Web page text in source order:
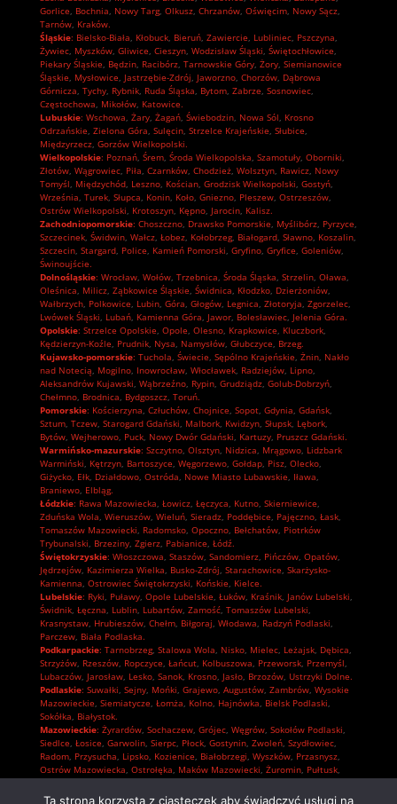
Gorlice, Bochnia, Nowy Targ, Olkusz, Chrzanów, Oświęcim, Nowy Sącz,
Tarnów, Kraków.
Śląskie: Bielsko-Biała, Kłobuck, Bieruń, Zawiercie, Lubliniec, Pszczyna,
Żywiec, Myszków, Gliwice, Cieszyn, Wodzisław Śląski, Świętochłowice,
Piekary Śląskie, Będzin, Racibórz, Tarnowskie Góry, Żory, Siemianowice
Śląskie, Mysłowice, Jastrzębie-Zdrój, Jaworzno, Chorzów, Dąbrowa
Górnicza, Tychy, Rybnik, Ruda Śląska, Bytom, Zabrze, Sosnowiec,
Częstochowa, Mikołów, Katowice.
Lubuskie: Wschowa, Żary, Żagań, Świebodzin, Nowa Sól, Krosno
Odrzańskie, Zielona Góra, Sulęcin, Strzelce Krajeńskie, Słubice,
Międzyrzecz, Gorzów Wielkopolski.
Wielkopolskie: Poznań, Śrem, Środa Wielkopolska, Szamotuły, Oborniki,
Złotów, Wągrowiec, Piła, Czarnków, Chodzież, Wolsztyn, Rawicz, Nowy
Tomyśl, Międzychód, Leszno, Kościan, Grodzisk Wielkopolski, Gostyń,
Września, Turek, Słupca, Konin, Koło, Gniezno, Pleszew, Ostrzeszów,
Ostrów Wielkopolski, Krotoszyn, Kępno, Jarocin, Kalisz.
Zachodniopomorskie: Choszczno, Drawsko Pomorskie, Myślibórz, Pyrzyce,
Szczecinek, Świdwin, Wałcz, Łobez, Kołobrzeg, Białogard, Sławno, Koszalin,
Szczecin, Stargard, Police, Kamień Pomorski, Gryfino, Gryfice, Goleniów,
Świnoujście.
Dolnośląskie: Wrocław, Wołów, Trzebnica, Środa Śląska, Strzelin, Oława,
Oleśnica, Milicz, Ząbkowice Śląskie, Świdnica, Kłodzko, Dzierżoniów,
Wałbrzych, Polkowice, Lubin, Góra, Głogów, Legnica, Złotoryja, Zgorzelec,
Lwówek Śląski, Lubań, Kamienna Góra, Jawor, Bolesławiec, Jelenia Góra.
Opolskie: Strzelce Opolskie, Opole, Olesno, Krapkowice, Kluczbork,
Kędzierzyn-Koźle, Prudnik, Nysa, Namysłów, Głubczyce, Brzeg.
Kujawsko-pomorskie: Tuchola, Świecie, Sępólno Krajeńskie, Żnin, Nakło
nad Notecią, Mogilno, Inowrocław, Włocławek, Radziejów, Lipno,
Aleksandrów Kujawski, Wąbrzeźno, Rypin, Grudziądz, Golub-Dobrzyń,
Chełmno, Brodnica, Bydgoszcz, Toruń.
Pomorskie: Kościerzyna, Człuchów, Chojnice, Sopot, Gdynia, Gdańsk,
Sztum, Tczew, Starogard Gdański, Malbork, Kwidzyn, Słupsk, Lębork,
Bytów, Wejherowo, Puck, Nowy Dwór Gdański, Kartuzy, Pruszcz Gdański.
Warmińsko-mazurskie: Szczytno, Olsztyn, Nidzica, Mrągowo, Lidzbark
Warmiński, Kętrzyn, Bartoszyce, Węgorzewo, Gołdap, Pisz, Olecko,
Giżycko, Ełk, Działdowo, Ostróda, Nowe Miasto Lubawskie, Iława,
Braniewo, Elbląg.
Łódzkie: Rawa Mazowiecka, Łowicz, Łęczyca, Kutno, Skierniewice,
Zduńska Wola, Wieruszów, Wieluń, Sieradz, Poddębice, Pajęczno, Łask,
Tomaszów Mazowiecki, Radomsko, Opoczno, Bełchatów, Piotrków
Trybunalski, Brzeziny, Zgierz, Pabianice, Łódź.
Świętokrzyskie: Włoszczowa, Staszów, Sandomierz, Pińczów, Opatów,
Jędrzejów, Kazimierza Wielka, Busko-Zdrój, Starachowice, Skarżysko-
Kamienna, Ostrowiec Świętokrzyski, Końskie, Kielce.
Lubelskie: Ryki, Puławy, Opole Lubelskie, Łuków, Kraśnik, Janów Lubelski,
Świdnik, Łęczna, Lublin, Lubartów, Zamość, Tomaszów Lubelski,
Krasnystaw, Hrubieszów, Chełm, Biłgoraj, Włodawa, Radzyń Podlaski,
Parczew, Biała Podlaska.
Podkarpackie: Tarnobrzeg, Stalowa Wola, Nisko, Mielec, Leżajsk, Dębica,
Strzyżów, Rzeszów, Ropczyce, Łańcut, Kolbuszowa, Przeworsk, Przemyśl,
Lubaczów, Jarosław, Lesko, Sanok, Krosno, Jasło, Brzozów, Ustrzyki Dolne.
Podlaskie: Suwałki, Sejny, Mońki, Grajewo, Augustów, Zambrów, Wysokie
Mazowieckie, Siemiatycze, Łomża, Kolno, Hajnówka, Bielsk Podlaski,
Sokółka, Białystok.
Mazowieckie: Żyrardów, Sochaczew, Grójec, Węgrów, Sokołów Podlaski,
Siedlce, Łosice, Garwolin, Sierpc, Płock, Gostynin, Zwoleń, Szydłowiec,
Radom, Przysucha, Lipsko, Kozienice, Białobrzegi, Wyszków, Przasnysz,
Ostrów Mazowiecka, Ostrołęka, Maków Mazowiecki, Żuromin, Pułtusk,
Grodzisk Mazowiecki,Wołomin,Otwock,Mińsk Mazowiecki ,Legionowo ,
Ta strona korzysta z ciasteczek aby świadczyć usługi na